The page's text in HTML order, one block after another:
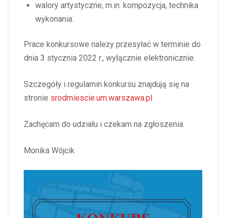
walory artystyczne, m.in. kompozycja, technika
wykonania.
Prace konkursowe należy przesyłać w terminie do
dnia 3 stycznia 2022 r., wyłącznie elektronicznie.
Szczegóły i regulamin konkursu znajdują się na
stronie srodmiescie.um.warszawa.pl
Zachęcam do udziału i czekam na zgłoszenia.
Monika Wójcik